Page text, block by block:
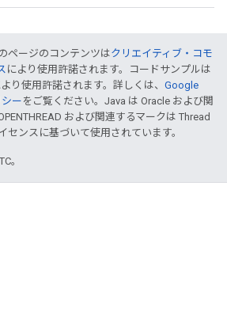
ページのコンテンツはクリエイティブ・コモ
により使用許諾されます。コードサンプルは
より使用許諾されます。詳しくは、 Google
ー をご覧ください。Java は Oracle および関
および関連するマークは Thread
センスに基づいて使用されています。
。